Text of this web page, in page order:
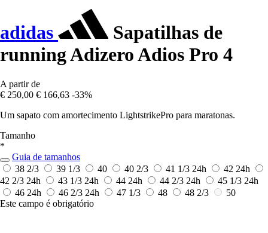
adidas
Sapatilhas de
running Adizero Adios Pro 4
A partir de
€ 250,00 € 166,63 -33%
Um sapato com amortecimento LightstrikePro para maratonas.
Tamanho
*
Guia de tamanhos
38 2/3
39 1/3 40 40 2/3 41 1/3 24h 42 24h
42 2/3 24h 43 1/3 24h 44 24h 44 2/3 24h 45 1/3 24h
46 24h 46 2/3 24h 47 1/3 48 48 2/3
50
Este campo é obrigatório